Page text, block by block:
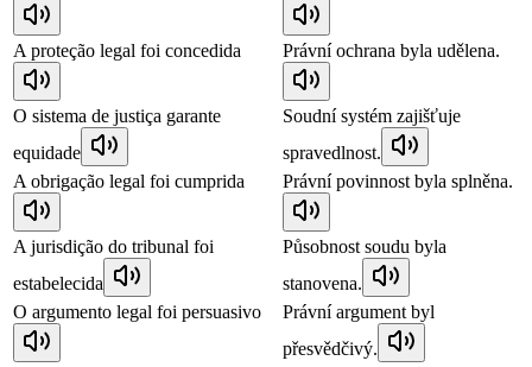
A proteção legal foi concedida Právní ochrana byla udělena.
O sistema de justiça garante
equidade
Soudní systém zajišťuje
spravedlnost.
A obrigação legal foi cumprida
Právní povinnost byla splněna.
A jurisdição do tribunal foi
estabelecida
Působnost soudu byla
stanovena.
O argumento legal foi persuasivo
Právní argument byl
přesvědčivý.